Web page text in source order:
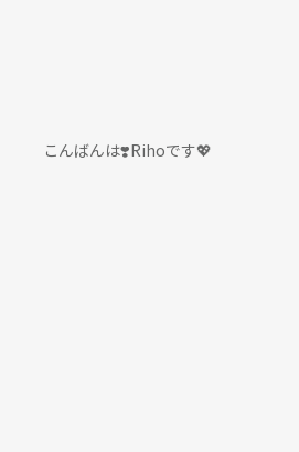
こんばんは❣️Rihoです💖